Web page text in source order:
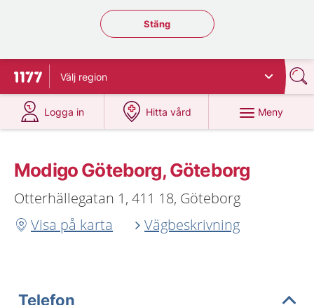
Stäng regionsväljaren
Stäng
Till startsidan för 1177
Välj region
Logga in
på 1177.se
Hitta vård
på 1177.se
Meny
Modigo Göteborg, Göteborg
Otterhällegatan 1, 411 18, Göteborg
Visa på karta
Vägbeskrivning
Telefon